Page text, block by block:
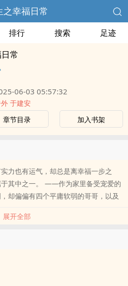
之幸福日常
排行 搜索 足迹
常
06-03 05:57:32
于建安
章节目录 加入书架
力也有运气，却总是离幸福一步之
于其中之一。 ——作为家里备受宠爱的
却偏偏有四个平庸软弱的哥哥，以及
展开全部